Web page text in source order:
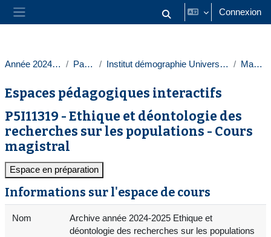
Passer au contenu principal
Panneau latéral Activer/désactiver la saisie
Connexion
Année 2024-2025 Paris 1 Institut démographie Université Paris 1 Masters
Espaces pédagogiques interactifs
P5I11319 - Ethique et déontologie des
recherches sur les populations - Cours
magistral
Espace en préparation
Informations sur l'espace de cours
Nom
Archive année 2024-2025 Ethique et
déontologie des recherches sur les populations